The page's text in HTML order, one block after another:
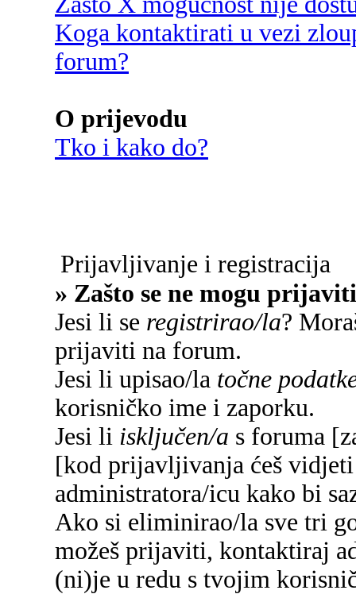
Koga kontaktirati u vezi
forum?
O prijevodu
Tko i kako do?
Prijavljivanje i registracija
» Zašto se ne mogu
Jesi li se registrirao/la?
prijaviti na forum.
Jesi li upisao/la točne
korisničko ime i zaporku.
Jesi li isključen/a s foruma
[kod prijavljivanja ćeš
administratora/icu kako bi
Ako si eliminirao/la sve tri
možeš prijaviti, kontaktiraj
(ni)je u redu s tvojim